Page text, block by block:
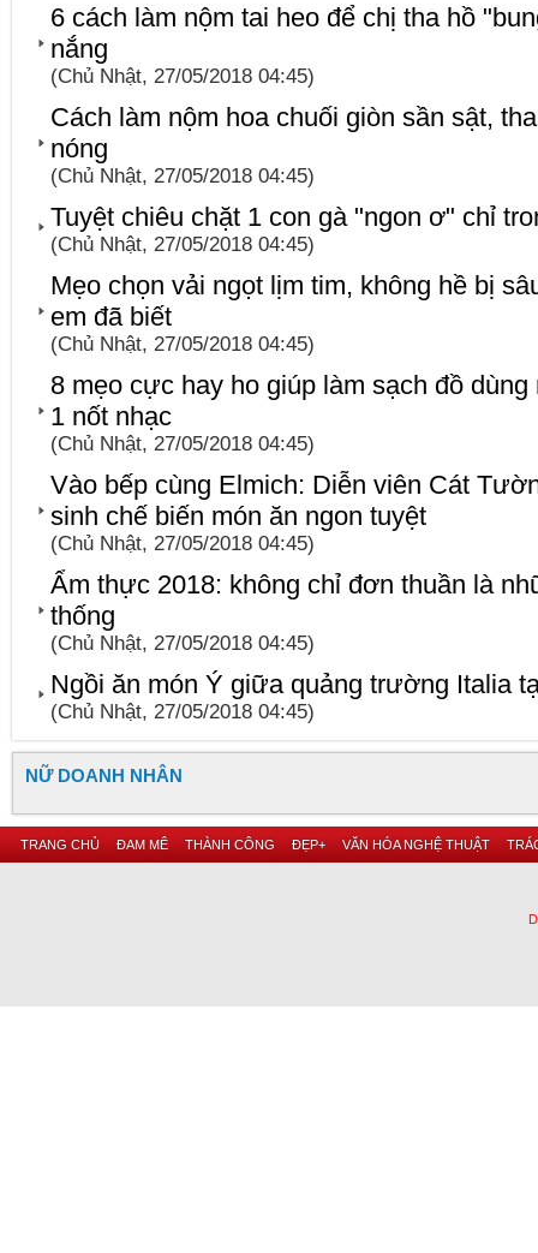
6 cách làm nộm tai heo để chị tha hồ
nắng
(Chủ Nhật, 27/05/2018 04:45)
Cách làm nộm hoa chuối giòn sần sật,
nóng
(Chủ Nhật, 27/05/2018 04:45)
Tuyệt chiêu chặt 1 con gà "ngon ơ" chỉ
(Chủ Nhật, 27/05/2018 04:45)
Mẹo chọn vải ngọt lịm tim, không hề bị
em đã biết
(Chủ Nhật, 27/05/2018 04:45)
8 mẹo cực hay ho giúp làm sạch đồ dùng
1 nốt nhạc
(Chủ Nhật, 27/05/2018 04:45)
Vào bếp cùng Elmich: Diễn viên Cát
sinh chế biến món ăn ngon tuyệt
(Chủ Nhật, 27/05/2018 04:45)
Ẩm thực 2018: không chỉ đơn thuần là
thống
(Chủ Nhật, 27/05/2018 04:45)
Ngồi ăn món Ý giữa quảng trường Italia
(Chủ Nhật, 27/05/2018 04:45)
NỮ DOANH NHÂN
TRANG CHỦ ĐAM MÊ THÀNH CÔNG ĐẸP+ VĂN HÓA NGHỆ THUẬT